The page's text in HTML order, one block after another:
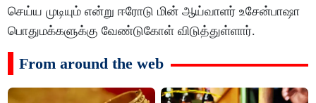
செய்ய முடியும் என்று ஈரோடு மின் ஆய்வாளர் உசேன்பாஷா
பொதுமக்களுக்கு வேண்டுகோள் விடுத்துள்ளார்.
From around the web